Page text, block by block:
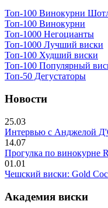
Топ-100 Винокурни
Топ-100 Винокурни
Топ-1000 Негоцианты
Топ-1000 Лучший виски
Топ-100 Худший виски
Топ-100 Популярный
Топ-50 Дегустаторы
Новости
25.03
Интервью с Анджелой
14.07
Прогулка по винокурне
01.01
Чешский виски: Gold
Академия виски